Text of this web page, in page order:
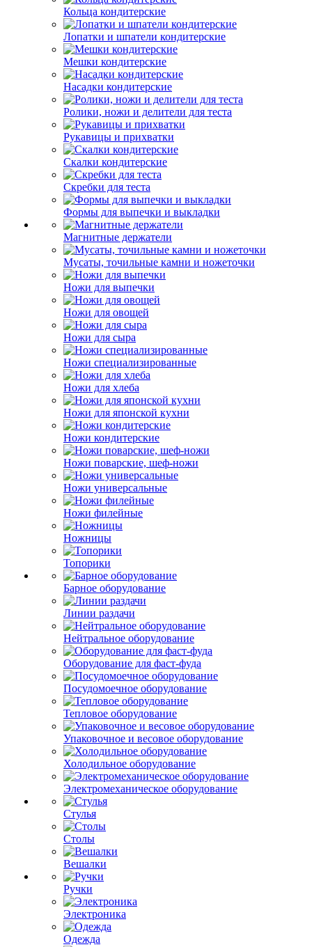
Кольца кондитерские
Лопатки и шпатели кондитерские
Мешки кондитерские
Насадки кондитерские
Ролики, ножи и делители для теста
Рукавицы и прихватки
Скалки кондитерские
Скребки для теста
Формы для выпечки и выкладки
Магнитные держатели
Мусаты, точильные камни и ножеточки
Ножи для выпечки
Ножи для овощей
Ножи для сыра
Ножи специализированные
Ножи для хлеба
Ножи для японской кухни
Ножи кондитерские
Ножи поварские, шеф-ножи
Ножи универсальные
Ножи филейные
Ножницы
Топорики
Барное оборудование
Линии раздачи
Нейтральное оборудование
Оборудование для фаст-фуда
Посудомоечное оборудование
Тепловое оборудование
Упаковочное и весовое оборудование
Холодильное оборудование
Электромеханическое оборудование
Стулья
Столы
Вешалки
Ручки
Электроника
Одежда